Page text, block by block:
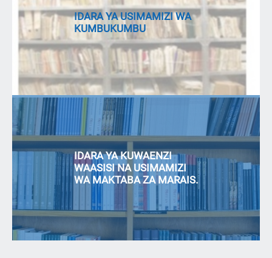
IDARA YA USIMAMIZI WA
KUMBUKUMBU
IDARA YA KUWAENZI
WAASISI NA USIMAMIZI
WA MAKTABA ZA MARAIS.